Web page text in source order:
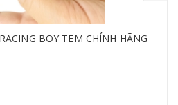
BOY TEM CHÍNH HÃNG